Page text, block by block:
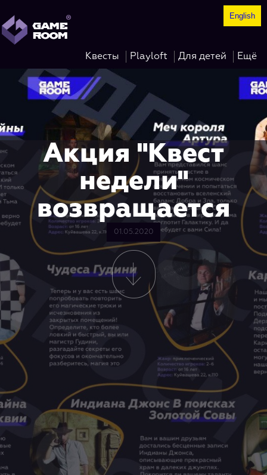
GAME
ROOM
®
Квесты Playloft Для детей Ещё
English
Акция "Квест
недели"
возвращается
01.05.2020